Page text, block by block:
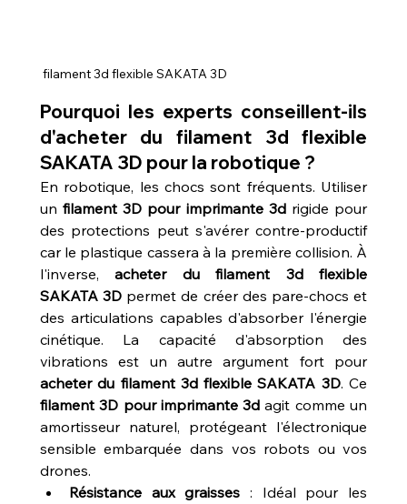
filament 3d flexible SAKATA 3D
Pourquoi les experts conseillent-ils
d'acheter du filament 3d flexible
SAKATA 3D pour la robotique ?
En robotique, les chocs sont fréquents. Utiliser
un filament 3D pour imprimante 3d rigide pour
des protections peut s'avérer contre-productif
car le plastique cassera à la première collision. À
l'inverse, acheter du filament 3d flexible
SAKATA 3D permet de créer des pare-chocs et
des articulations capables d'absorber l'énergie
cinétique. La capacité d'absorption des
vibrations est un autre argument fort pour
acheter du filament 3d flexible SAKATA 3D
filament 3D pour imprimante 3d agit comme un
amortisseur naturel, protégeant l'électronique
sensible embarquée dans vos robots ou vos
drones.
Résistance aux graisses : Idéal pour les